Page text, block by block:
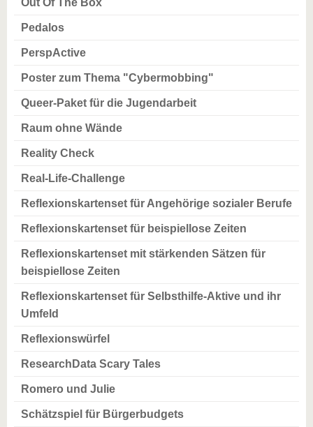
Out Of The Box
Pedalos
PerspActive
Poster zum Thema "Cybermobbing"
Queer-Paket für die Jugendarbeit
Raum ohne Wände
Reality Check
Real-Life-Challenge
Reflexionskartenset für Angehörige sozialer Berufe
Reflexionskartenset für beispiellose Zeiten
Reflexionskartenset mit stärkenden Sätzen für
beispiellose Zeiten
Reflexionskartenset für Selbsthilfe-Aktive und ihr
Umfeld
Reflexionswürfel
ResearchData Scary Tales
Romero und Julie
Schätzspiel für Bürgerbudgets